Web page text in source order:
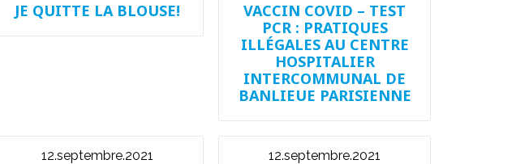
JE QUITTE LA BLOUSE!
VACCIN COVID – TEST
PCR : PRATIQUES
ILLÉGALES AU CENTRE
HOSPITALIER
INTERCOMMUNAL DE
BANLIEUE PARISIENNE
12.septembre.2021 12.septembre.2021